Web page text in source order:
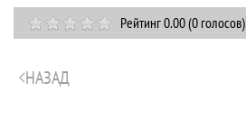
Рейтинг 0.00 (0 голосов)
НАЗАД